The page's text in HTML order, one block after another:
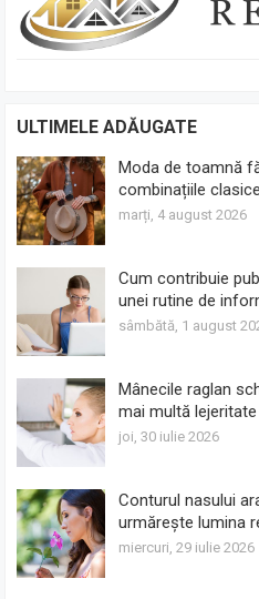
ULTIMELE ADĂUGATE
Moda de toamnă
combinațiile
marți, 4 august 2026
Cum contribuie
unei rutine de
sâmbătă, 1 august
Mânecile raglan
mai multă lejeritate
joi, 30 iulie 2026
Conturul nasului
urmărește lumina
miercuri, 29 iulie 2026